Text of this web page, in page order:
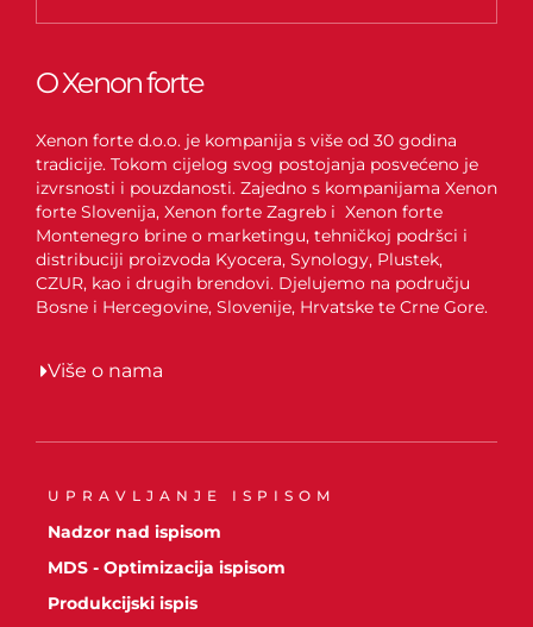
O Xenon forte
Xenon forte d.o.o. je kompanija s više od 30 godina
tradicije. Tokom cijelog svog postojanja posvećeno je
izvrsnosti i pouzdanosti. Zajedno s kompanijama Xenon
forte Slovenija, Xenon forte Zagreb i Xenon forte
Montenegro brine o marketingu, tehničkoj podršci i
distribuciji proizvoda Kyocera, Synology, Plustek,
CZUR, kao i drugih brendovi. Djelujemo na području
Bosne i Hercegovine, Slovenije, Hrvatske te Crne Gore.
Više o nama
UPRAVLJANJE ISPISOM
Nadzor nad ispisom
MDS - Optimizacija ispisom
Produkcijski ispis